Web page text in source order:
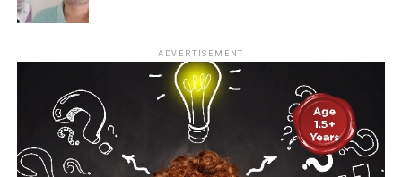
ADVERTISEMENT